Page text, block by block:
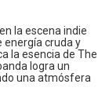
la escena indie
energía cruda y
la esencia de The
logra un
una atmósfera